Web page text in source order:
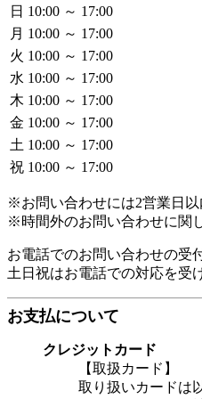
日 10:00 ～ 17:00
月 10:00 ～ 17:00
火 10:00 ～ 17:00
水 10:00 ～ 17:00
木 10:00 ～ 17:00
金 10:00 ～ 17:00
土 10:00 ～ 17:00
祝 10:00 ～ 17:00
※お問い合わせには2営業日以
※時間外のお問い合わせに関
お電話でのお問い合わせの受
土日祝はお電話での対応を受
お支払について
クレジットカード
【取扱カード】
取り扱いカードは